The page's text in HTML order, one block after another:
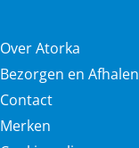
Over Atorka
Bezorgen en Afhalen
Contact
Merken